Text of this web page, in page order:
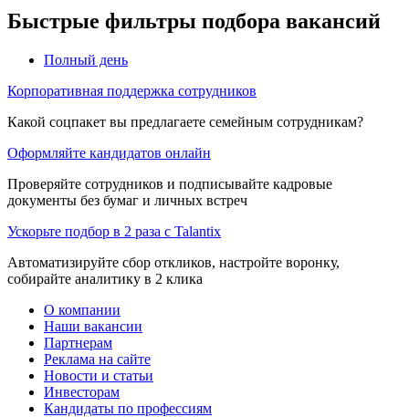
Быстрые фильтры подбора вакансий
Полный день
Корпоративная поддержка сотрудников
Какой соцпакет вы предлагаете семейным сотрудникам?
Оформляйте кандидатов онлайн
Проверяйте сотрудников и подписывайте кадровые
документы без бумаг и личных встреч
Ускорьте подбор в 2 раза с Talantix
Автоматизируйте сбор откликов, настройте воронку,
собирайте аналитику в 2 клика
О компании
Наши вакансии
Партнерам
Реклама на сайте
Новости и статьи
Инвесторам
Кандидаты по профессиям